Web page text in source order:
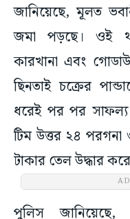
জানিয়েছে, মূলত
জমা পড়ছে। ওই
কারখানা এবং
ছিনতাই চক্রের
ধরেই পর পর সাফল্য
টিম উত্তর ২৪ পরগনা
টাকার তেল উদ্ধার
পুলিস জানিয়েছে,